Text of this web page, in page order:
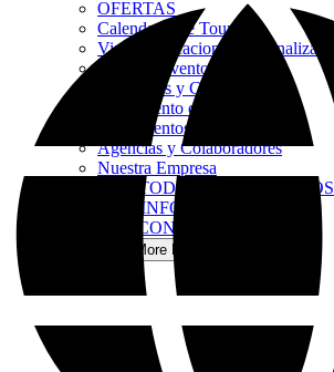
OFERTAS
Calendario de Tours
Viajes y vacaciones personalizados
Bodas y Eventos
Reportajes y Conferencias
Alojamiento con encanto
Alojamientos habituales
Agencias y Colaboradores
Nuestra Empresa
VER TODOS LOS SERVICIOS
MÁS INFORMACIÓN
RESERVA/CONTACTO
Open More Menu